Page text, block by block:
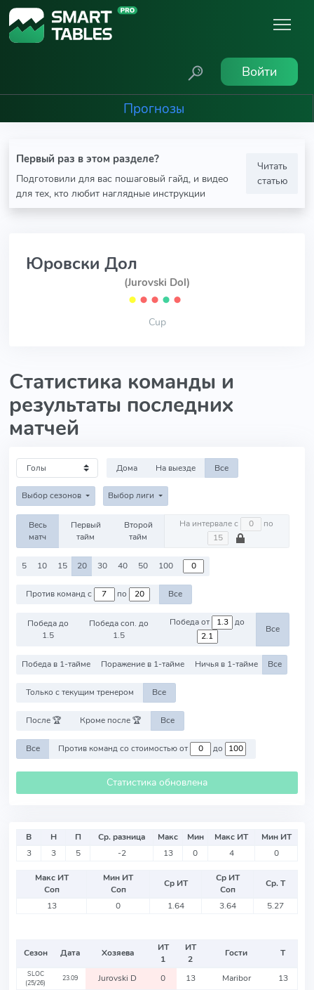
Войти
Прогнозы
Первый раз в этом разделе?
Подготовили для вас пошаговый гайд, и видео
для тех, кто любит наглядные инструкции
Читать
статью
Юровски Дол
(Jurovski Dol)
⬤ ⬤ ⬤ ⬤ ⬤
Cup
Статистика команды и
результаты последних
матчей
Дома На выезде Все
Выбор сезонов Выбор лиги
Весь
матч
Первый
тайм
Второй
тайм
На интервале с по
5 10 15 20 30 40 50 100
Против команд с по Все
Победа до
1.5
Победа соп. до
1.5
Победа от до
Все
Победа в 1-тайме Поражение в 1-тайме Ничья в 1-тайме Все
Только с текущим тренером Все
После 🏆 Кроме после 🏆 Все
Все Против команд со стоимостью от до
Статистика обновлена
В Н П Ср. разница Макс Мин Макс ИТ
Мин ИТ
3
3 5 -2 13 0 4 0
Макс ИТ
Соп
Мин ИТ
Соп
Ср ИТ
Ср ИТ
Соп
Ср. Т
13
0 1.64 3.64 5.27
Сезон Дата Хозяева
ИТ
1
ИТ
2
Гости Т
SLOC
(25/26)
23.09 Jurovski D 0 13 Maribor 13